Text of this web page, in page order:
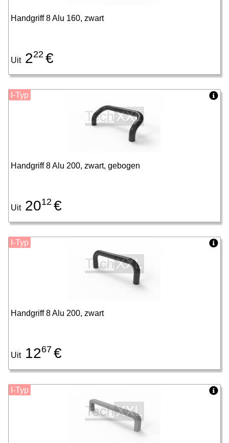
Handgriff 8 Alu 160, zwart
Uit222 €
Handgriff 8 Alu 200, zwart, gebogen
Uit2012 €
I-Typ
Handgriff 8 Alu 200, zwart
Uit1267 €
I-Typ
I-Typ